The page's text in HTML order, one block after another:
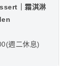
｜霜淇淋
週二休息)